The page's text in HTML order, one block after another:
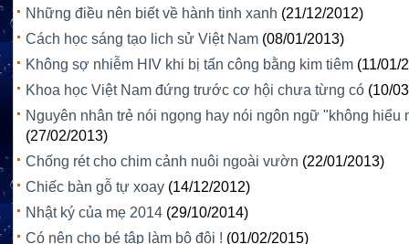
Những điều nên biết về hành tinh xanh (21/12/2012)
Cách học sáng tạo lich sử Việt Nam (08/01/2013)
Không sợ nhiễm HIV khi bị tấn công bằng kim tiêm (11/01/
Khoa học Việt Nam đứng trước cơ hội chưa từng có (10/
Nguyên nhân trẻ nói ngọng hay nói ngôn ngữ "không hiểu
(27/02/2013)
Chống rét cho chim cảnh nuôi ngoài vườn (22/01/2013)
Chiếc bàn gỗ tự xoay (14/12/2012)
Nhật ký của mẹ 2014 (29/10/2014)
Có nên cho bé tập làm bộ đội ! (01/02/2015)